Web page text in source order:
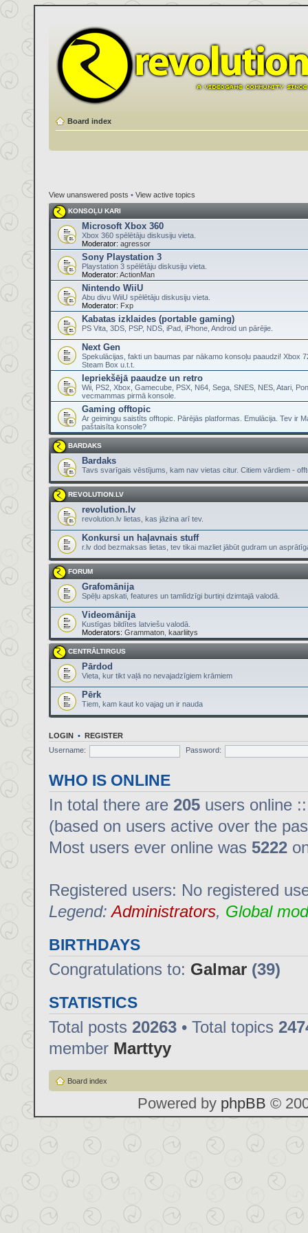
Board index
View unanswered posts • View active topics
KONSOĻU KARI
Microsoft Xbox 360
Xbox 360 spēlētāju diskusiju vieta.
Moderator: agressor
Sony Playstation 3
Playstation 3 spēlētāju diskusiju vieta.
Moderator: ActionMan
Nintendo WiiU
Abu divu WiiU spēlētāju diskusiju vieta.
Moderator: Fxp
Kabatas izklaides (portable gaming)
PS Vita, 3DS, PSP, NDS, iPad, iPhone, Android un pārējie.
Next Gen
Spekulācijas, fakti un baumas par nākamo konsoļu paaudzi! Xbox
Steam Box u.t.t.
Iepriekšējā paaudze un retro
Wii, PS2, Xbox, Gamecube, PSX, N64, Sega, SNES, NES, Atari,
vecmammas pirmā konsole.
Gaming offtopic
Ar geimingu saistīts offtopic. Pārējās platformas. Emulācija. Tev ir
paštaisīta konsole?
BARDAKS
Bardaks
Tavs svarīgais vēstījums, kam nav vietas citur. Citiem vārdiem -
REVOLUTION.LV
revolution.lv
revolution.lv lietas, kas jāzina arī tev.
Konkursi un haļavnais stuff
r.lv dod bezmaksas lietas, tev tikai mazliet jābūt gudram un
FORUM
Grafomānija
Spēļu apskati, features un tamlīdzīgi burtiņi dzimtajā valodā.
Videomānija
Kustīgas bildītes latviešu valodā.
Moderators: Grammaton kaarliitys
CENTRĀLTIRGUS
Pārdod
Vieta, kur tikt vaļā no nevajadzīgiem krāmiem
Pērk
Tiem, kam kaut ko vajag un ir nauda
LOGIN • REGISTER
Username:
Password:
WHO IS ONLINE
In total there are 205 users online
(based on users active over the
Most users ever online was 5222
Registered users: No registered
Legend:Administrators, Global
BIRTHDAYS
Congratulations to: Galmar (39)
STATISTICS
Total posts 20263 • Total topics
member Marttyy
Board index
Powered by phpBB ©